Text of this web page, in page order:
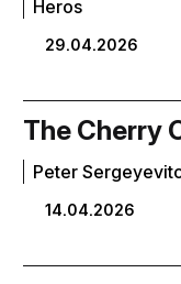
Heros
29.04.2026
The Cherry
Peter
14.04.2026